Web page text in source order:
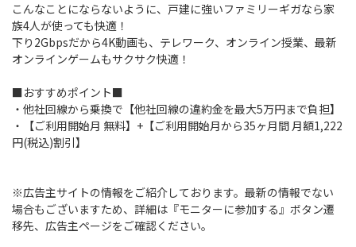
こんなことにならないように、戸建に強いファミリーギガなら家
族4人が使っても快適！
下り2Gbpsだから4K動画も、テレワーク、オンライン授業、最新
オンラインゲームもサクサク快適！
■おすすめポイント■
・他社回線から乗換で【他社回線の違約金を最大5万円まで負担】
・【ご利用開始月 無料】+【ご利用開始月から35ヶ月間 月額1,222
円(税込)割引】
※広告主サイトの情報をご紹介しております。最新の情報でない
場合もございますため、詳細は『モニターに参加する』ボタン遷
移先、広告主ページをご確認ください。